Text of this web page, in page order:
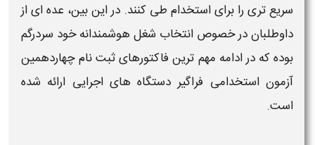
سریع تری را برای استخدام طی کنند. در این بین، عده ای از
داوطلبان در خصوص انتخاب شغل هوشمندانه خود سردرگم
بوده که در ادامه مهم ترین فاکتورهایثبت نام چهاردهمین
آزمون استخدامی فراگیر دستگاه های اجرایی ارائه شده
است.